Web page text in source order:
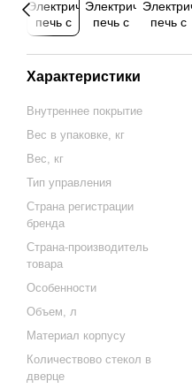
Характеристики
Внутреннее покрытие
Вес в упаковке, кг
Вес, кг
Тип управления
Страна регистрации
бренда
Страна-производитель
товара
Особенности
Объем, л
Материал корпусу
Количествово стекол в
дверце